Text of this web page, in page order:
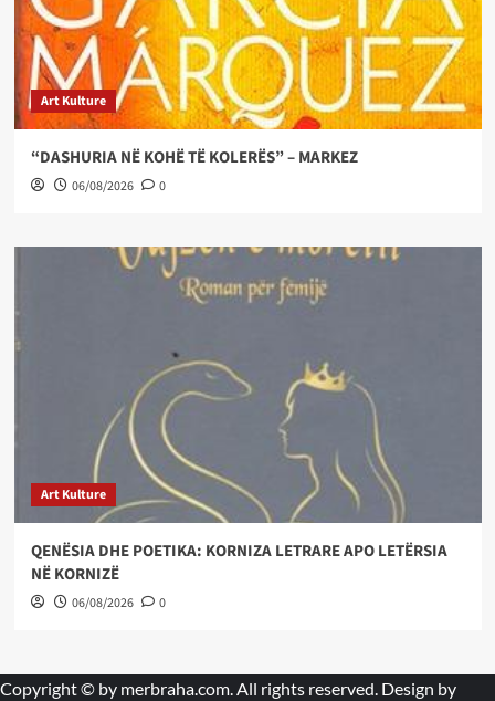
Art Kulture
“DASHURIA NË KOHË TË KOLERËS” – MARKEZ
06/08/2026 0
Art Kulture
QENËSIA DHE POETIKA: KORNIZA LETRARE APO LETËRSIA
NË KORNIZË
06/08/2026 0
Copyright © by merbraha.com. All rights reserved. Design by